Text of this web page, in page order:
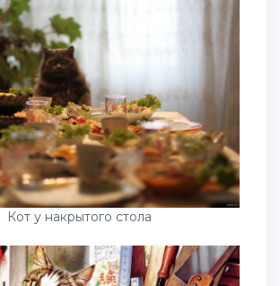
Кот у накрытого стола